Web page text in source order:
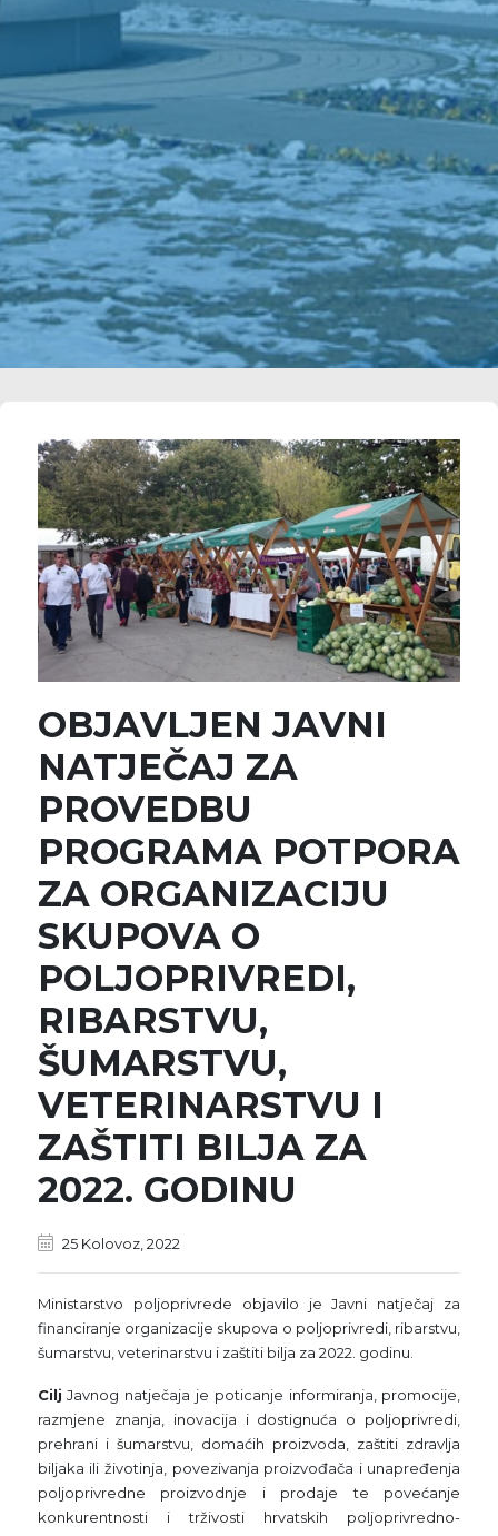
OBJAVLJEN JAVNI
NATJEČAJ ZA
PROVEDBU
PROGRAMA POTPORA
ZA ORGANIZACIJU
SKUPOVA O
POLJOPRIVREDI,
RIBARSTVU,
ŠUMARSTVU,
VETERINARSTVU I
ZAŠTITI BILJA ZA
2022. GODINU
25 Kolovoz, 2022
Ministarstvo poljoprivrede objavilo je Javni natječaj za
financiranje organizacije skupova o poljoprivredi, ribarstvu,
šumarstvu, veterinarstvu i zaštiti bilja za 2022. godinu.
Cilj Javnog natječaja je poticanje informiranja, promocije,
razmjene znanja, inovacija i dostignuća o poljoprivredi,
prehrani i šumarstvu, domaćih proizvoda, zaštiti zdravlja
biljaka ili životinja, povezivanja proizvođača i unapređenja
poljoprivredne proizvodnje i prodaje te povećanje
konkurentnosti i trživosti hrvatskih poljoprivredno-